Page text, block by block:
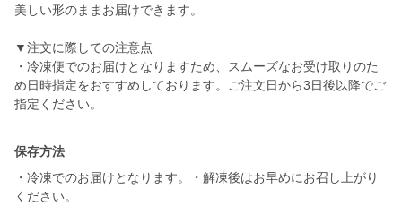
美しい形のままお届けできます。
▼注文に際しての注意点
・冷凍便でのお届けとなりますため、スムーズなお受け取りのた
め日時指定をおすすめしております。ご注文日から3日後以降でご
保存方法
・冷凍でのお届けとなります。・解凍後はお早めにお召し上がり